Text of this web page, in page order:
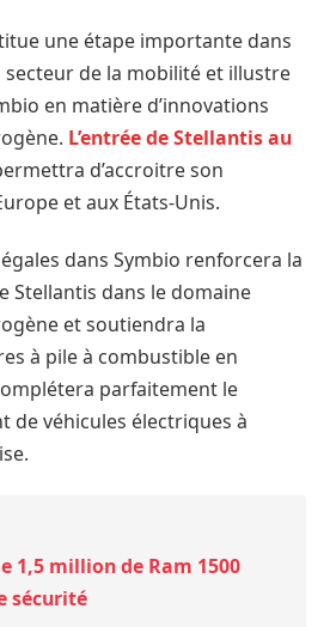
une étape importante dans
de la mobilité et illustre
en matière d’innovations
L’entrée de Stellantis au
d’accroitre son
et aux États-Unis.
dans Symbio renforcera la
Stellantis dans le domaine
et soutiendra la
à pile à combustible en
parfaitement le
de véhicules électriques à
1,5 million de Ram 1500
sécurité